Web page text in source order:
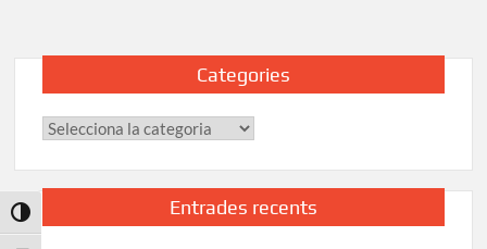
Toggle High Contrast
Categories
Categories
Entrades recents